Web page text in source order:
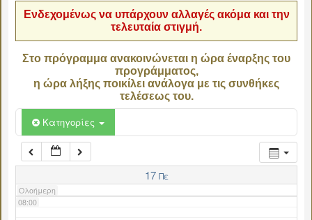
Ενδεχομένως να υπάρχουν αλλαγές ακόμα και την
τελευταία στιγμή.
Στο πρόγραμμα ανακοινώνεται η ώρα έναρξης του
προγράμματος,
η ώρα λήξης ποικίλει ανάλογα με τις συνθήκες
τελέσεως του.
Κατηγορίες
17 Πε
Ολοήμερη
06:00
07:00
08:00